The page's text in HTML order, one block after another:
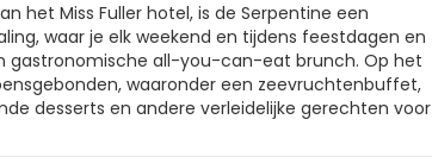
het Miss Fuller hotel, is de Serpentine een
waar je elk weekend en tijdens feestdagen en
gastronomische all-you-can-eat brunch. Op het
waaronder een zeevruchtenbuffet,
desserts en andere verleidelijke gerechten voor